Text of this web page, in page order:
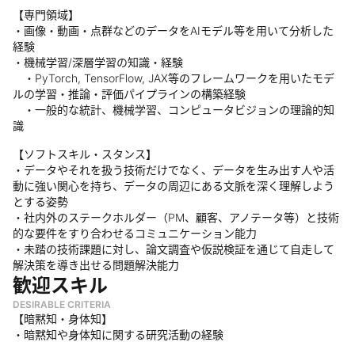
【専門領域】
・画像・動画・点群などのデータをAIモデル等を用いて分析した
経験
・機械学習/深層学習の知識・経験
・PyTorch, TensorFlow, JAX等のフレームワークを用いたモデ
ルの学習・推論・評価パイプラインの構築経験
・一般的な統計、機械学習、コンピュータビジョンの理論的知
識
【ソフトスキル・スタンス】
・データやそれを扱う技術だけでなく、データを生み出す人や活
動に強い関心を持ち、データの周辺にある文脈を深く理解しよう
とする姿勢
・社内外のステークホルダー（PM、顧客、アノテータ等）と技術
的な要件をすり合わせるコミュニケーション能力
・未踏の技術課題に対し、論文調査や仮説検証を通じて自走して
解決策を導き出せる問題解決能力
歓迎スキル
DESIRABLE CRITERIA
【暗黙知・身体知】
・暗黙知や身体知に関する研究活動の経験